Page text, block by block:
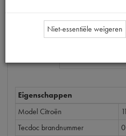
Eigenschappen
Model Citroën
Tecdoc brandnummer
0
Niet-essentiële weigeren